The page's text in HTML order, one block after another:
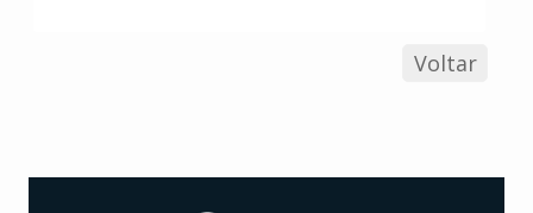
Voltar